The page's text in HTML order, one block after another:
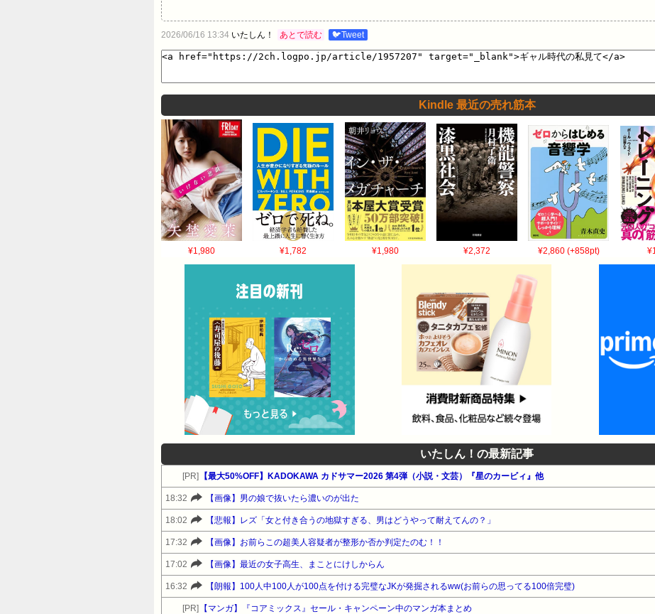
2026/06/16 13:34 いたしん！ あとで読む 🐦Tweet
Kindle 最近の売れ筋本
¥1,980 ¥1,782 ¥1,980 ¥2,372 ¥2,860 (+858pt)
いたしん！の最新記事
[PR] 【最大50%OFF】KADOKAWA カドサマー2026 第4弾（小説・文芸）『星のカービィ』他
18:32 【画像】男の娘で抜いたら濃いのが出た
18:02 【悲報】レズ「女と付き合うの地獄すぎる、男はどうやって耐えてんの？」
17:32 【画像】お前らこの超美人容疑者が整形か否か判定たのむ！！
17:02 【画像】最近の女子高生、まことにけしからん
16:32 【朗報】100人中100人が100点を付ける完璧なJKが発掘されるww(お前らの思ってる100倍完璧)
[PR] 【マンガ】『コアミックス』セール・キャンペーン中のマンガ本まとめ